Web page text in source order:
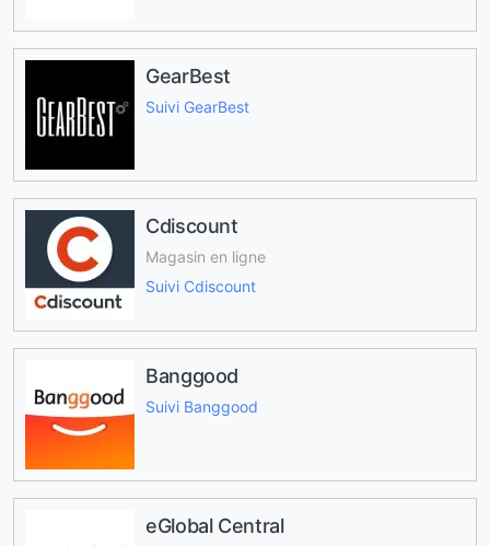
GearBest
Suivi GearBest
Cdiscount
Magasin en ligne
Suivi Cdiscount
Banggood
Suivi Banggood
eGlobal Central